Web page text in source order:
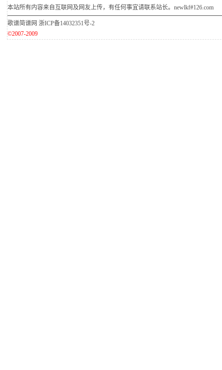
本站所有内容来自互联网及网友上传，有任何事宜请联系站长。newlkf#126.com
歌谱简谱网 浙ICP备14032351号-2
©2007-2009